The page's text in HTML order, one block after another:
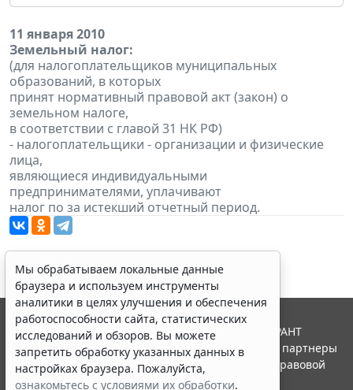
11 января 2010
Земельный налог:
(для налогоплательщиков муниципальных
образований, в которых
принят нормативный правовой акт (закон) о
земельном налоге,
в соответствии с главой 31 НК РФ)
- налогоплательщики - организации и физические
лица,
являющиеся индивидуальными
предпринимателями, уплачивают
налог по за истекший отчетный период.
Мы обрабатываем локальные данные
браузера и используем инструменты
аналитики в целях улучшения и обеспечения
работоспособности сайта, статистических
исследований и обзоров. Вы можете
запретить обработку указанных данных в
настройках браузера. Пожалуйста,
ознакомьтесь с условиями их обработки.
© ООО "НПП "ГАРАНТ-СЕРВИС", 2026. Система ГАРАНТ
выпускается с 1990 года. Компания "Гарант" и ее партнеры
являются участниками Российской ассоциации правовой
информации ГАРАНТ.